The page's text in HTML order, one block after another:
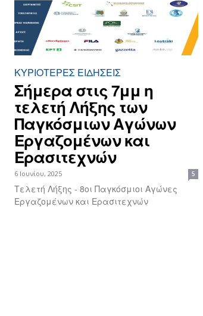
ΚΥΡΙΌΤΕΡΕΣ ΕΙΔΉΣΕΙΣ
Σήμερα στις 7μμ η
τελετή Λήξης των
Παγκόσμιων Αγώνων
Εργαζομένων και
Ερασιτεχνών
6 Ιουνίου, 2025 5
Τελετή Λήξης - 8οι Παγκόσμιοι Αγώνες
Εργαζομένων και Ερασιτεχνών